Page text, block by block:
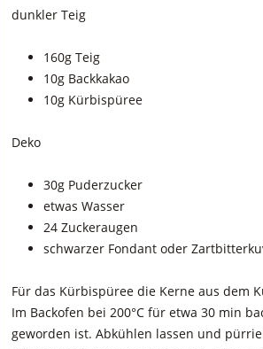
dunkler Teig
160g Teig
10g Backkakao
10g Kürbispüree
Deko
30g Puderzucker
etwas Wasser
24 Zuckeraugen
schwarzer Fondant oder
Für das Kürbispüree die Kerne aus dem
Im Backofen bei 200°C für etwa 30 min
geworden ist. Abkühlen lassen und